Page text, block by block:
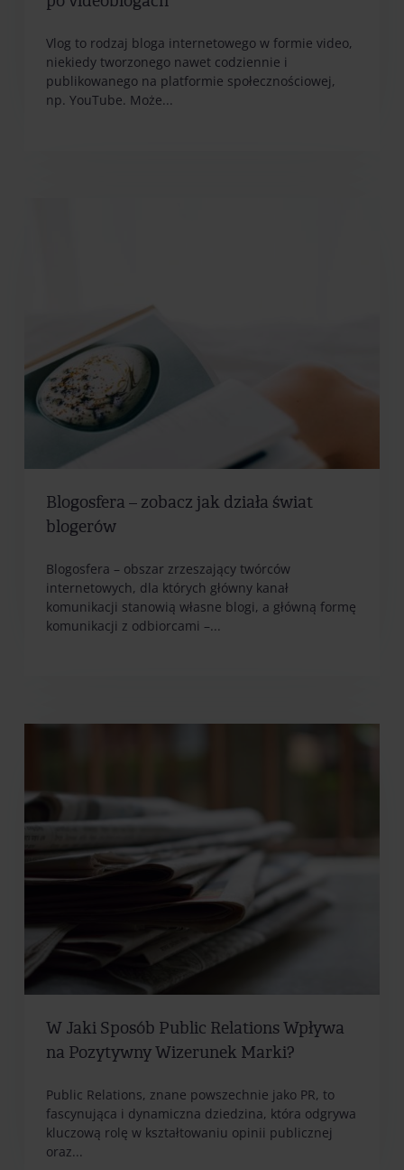
Vlog to rodzaj bloga internetowego w formie video,
niekiedy tworzonego nawet codziennie i
publikowanego na platformie społecznościowej,
np. YouTube. Może...
Blogosfera – zobacz jak działa świat
blogerów
Blogosfera – obszar zrzeszający twórców
internetowych, dla których główny kanał
komunikacji stanowią własne blogi, a główną formę
komunikacji z odbiorcami –...
W Jaki Sposób Public Relations Wpływa
na Pozytywny Wizerunek Marki?
Public Relations, znane powszechnie jako PR, to
fascynująca i dynamiczna dziedzina, która odgrywa
kluczową rolę w kształtowaniu opinii publicznej
oraz...